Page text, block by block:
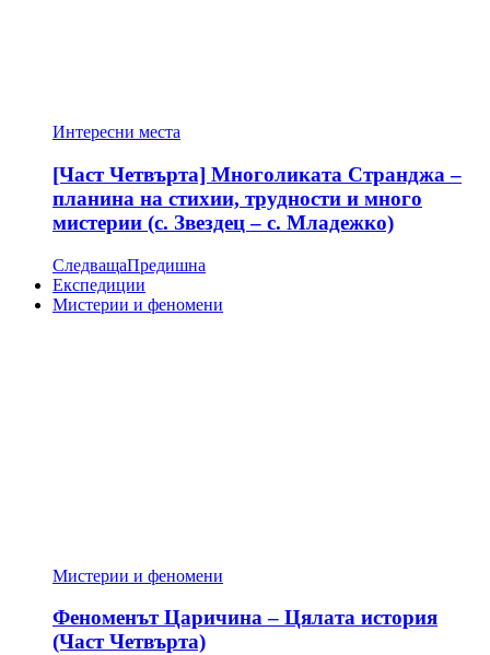
Интересни места
[Част Четвърта] Многоликата Странджа –
планина на стихии, трудности и много
мистерии (с. Звездец – с. Младежко)
СледващаПредишна
Експедиции
Мистерии и феномени
Мистерии и феномени
Феноменът Царичина – Цялата история
(Част Четвърта)